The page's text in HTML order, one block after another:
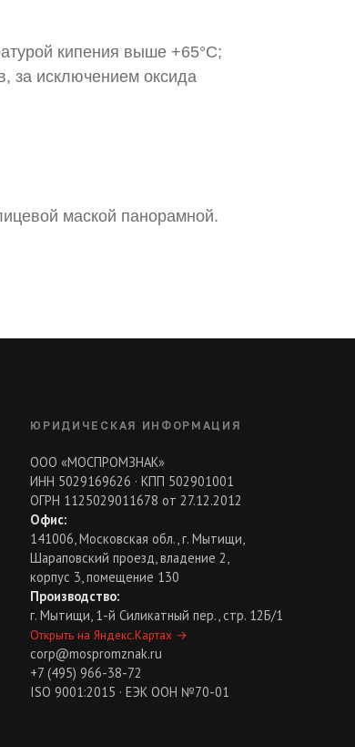
кипения выше +65°С;
за исключением оксида
маской панорамной.
ЮРИДИЧЕСКАЯ ИНФОРМАЦИЯ
ООО «МОСПРОМЗНАК»
ИНН 5029169626 · КПП 502901001
ОГРН 1125029011678 от 27.12.2012
Офис:
141006, Московская обл., г. Мытищи,
Шараповский проезд, владение 2,
корпус 3, помещение 130
Производство:
г. Мытищи, 1-й Силикатный пер., стр. 12Б/1
Открыть на Яндекс.Картах →
corp@mospromznak.ru
+7 (495) 966-38-72
ISO 9001:2015 · ЕЭК ООН №70-01